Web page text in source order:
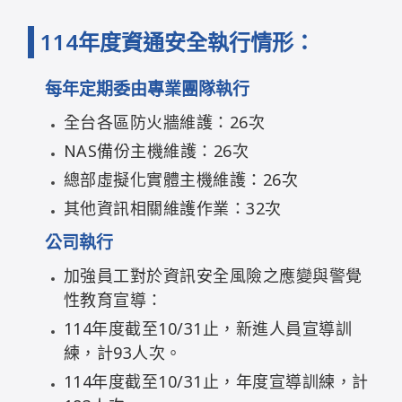
114年度資通安全執行情形：
每年定期委由專業團隊執行
全台各區防火牆維護：26次
NAS備份主機維護：26次
總部虛擬化實體主機維護：26次
其他資訊相關維護作業：32次
公司執行
加強員工對於資訊安全風險之應變與警覺
性教育宣導：
114年度截至10/31止，新進人員宣導訓
練，計93人次。
114年度截至10/31止，年度宣導訓練，計